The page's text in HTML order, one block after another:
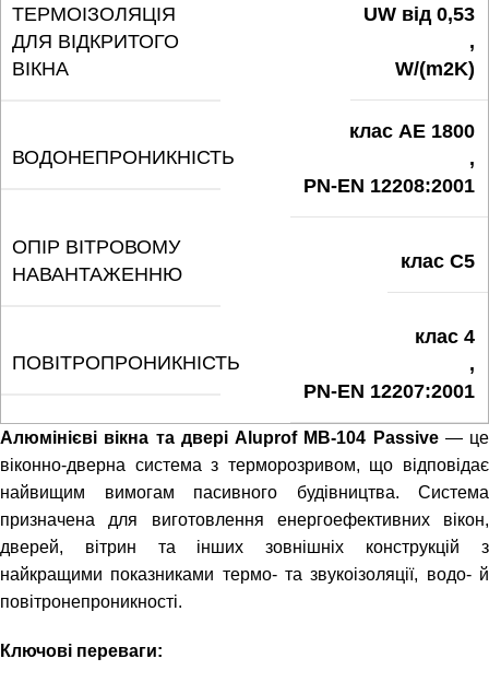
ТЕРМОІЗОЛЯЦІЯ
ДЛЯ ВІДКРИТОГО
ВІКНА
UW від 0,53
,
W/(m2K)
ВОДОНЕПРОНИКНІСТЬ
клас AE 1800
,
PN-EN 12208:2001
ОПІР ВІТРОВОМУ
НАВАНТАЖЕННЮ
клас C5
ПОВІТРОПРОНИКНІСТЬ
клас 4
,
PN-EN 12207:2001
Алюмінієві вікна та двері Aluprof MB-104 Passive— це
віконно-дверна система з терморозривом, що відповідає
найвищим вимогам пасивного будівництва. Система
призначена для виготовлення енергоефективних вікон,
дверей, вітрин та інших зовнішніх конструкцій з
найкращими показниками термо- та звукоізоляції, водо- й
повітронепроникності.
Ключові переваги: